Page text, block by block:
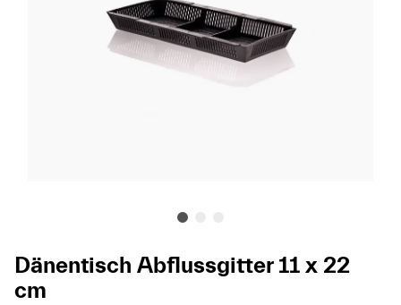
Dänentisch Abflussgitter 11 x 22
cm